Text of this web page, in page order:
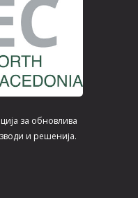
за обновлива
и решенија.